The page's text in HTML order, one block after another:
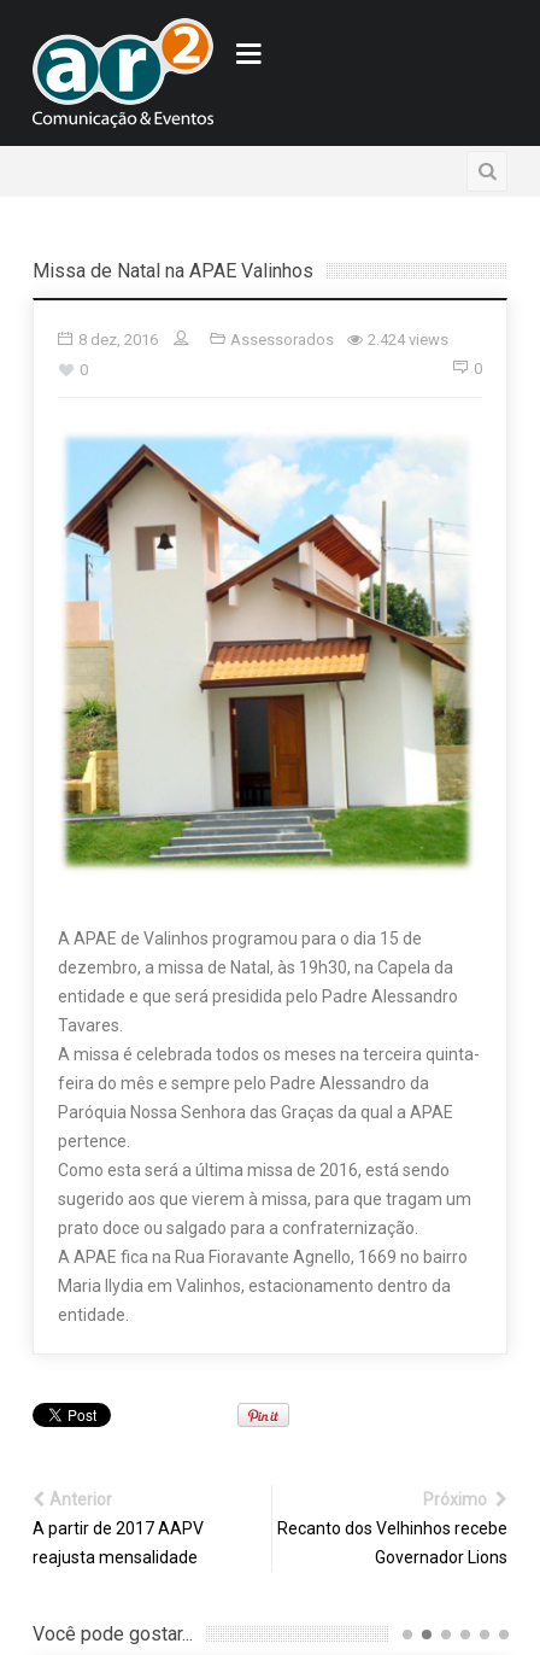
Missa de Natal na APAE Valinhos
8 dez, 2016 Assessorados
2.424 views
0
0
A APAE de Valinhos programou para o dia 15 de
dezembro, a missa de Natal, às 19h30, na Capela da
entidade e que será presidida pelo Padre Alessandro
Tavares.
A missa é celebrada todos os meses na terceira quinta-
feira do mês e sempre pelo Padre Alessandro da
Paróquia Nossa Senhora das Graças da qual a APAE
pertence.
Como esta será a última missa de 2016, está sendo
sugerido aos que vierem à missa, para que tragam um
prato doce ou salgado para a confraternização.
A APAE fica na Rua Fioravante Agnello, 1669 no bairro
Maria Ilydia em Valinhos, estacionamento dentro da
entidade.
Anterior
A partir de 2017 AAPV
reajusta mensalidade
Próximo
Recanto dos Velhinhos recebe
Governador Lions
Você pode gostar...